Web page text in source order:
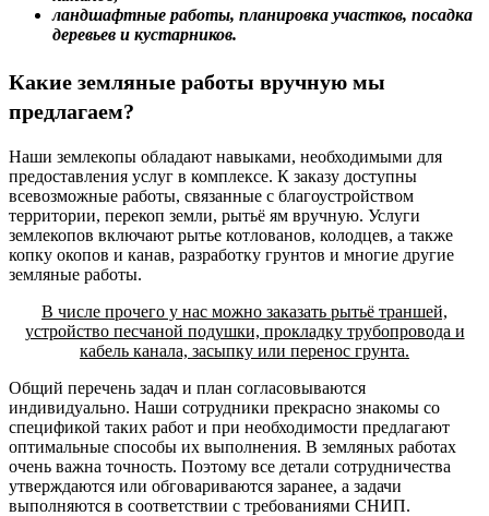
ландшафтные работы, планировка участков, посадка
деревьев и кустарников.
Какие земляные работы вручную мы
предлагаем?
Наши землекопы обладают навыками, необходимыми для
предоставления услуг в комплексе. К заказу доступны
всевозможные работы, связанные с благоустройством
территории, перекоп земли, рытьё ям вручную. Услуги
землекопов включают рытье котлованов, колодцев, а также
копку окопов и канав, разработку грунтов и многие другие
земляные работы.
В числе прочего у нас можно заказать рытьё траншей,
устройство песчаной подушки, прокладку трубопровода и
кабель канала, засыпку или перенос грунта.
Общий перечень задач и план согласовываются
индивидуально. Наши сотрудники прекрасно знакомы со
спецификой таких работ и при необходимости предлагают
оптимальные способы их выполнения. В земляных работах
очень важна точность. Поэтому все детали сотрудничества
утверждаются или обговариваются заранее, а задачи
выполняются в соответствии с требованиями СНИП.